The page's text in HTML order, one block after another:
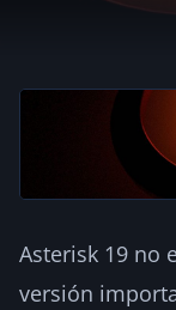
Asterisk 19 no
versión